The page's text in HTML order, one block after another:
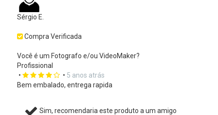
Sérgio E.
Compra Verificada
Você é um Fotografo e/ou VideoMaker?
Profissional
•
• 5 anos atrás
Bem embalado, entrega rapida
Sim, recomendaria este produto a um amigo